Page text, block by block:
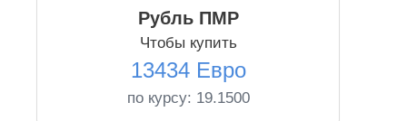
Рубль ПМР
Чтобы купить
13434 Евро
по курсу: 19.1500